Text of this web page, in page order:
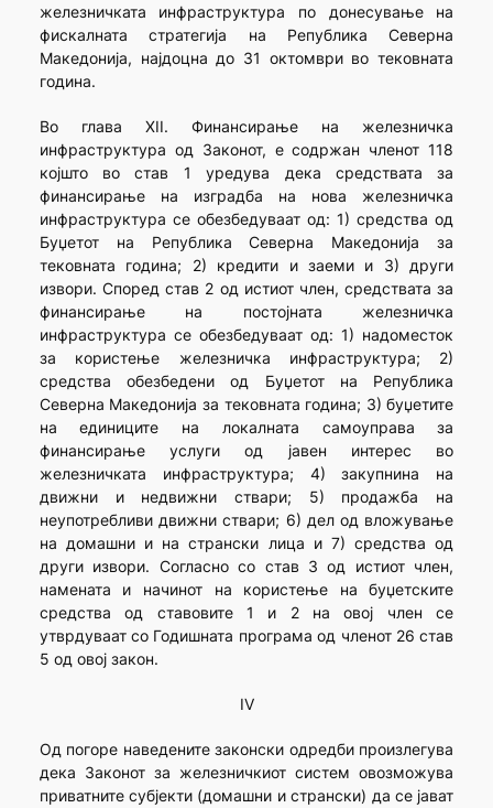
железничката инфраструктура по донесување на
фискалната стратегија на Република Северна
Македонија, најдоцна до 31 октомври во тековната
година.
Во глава XII. Финансирање на железничка
инфраструктура од Законот, е содржан членот 118
којшто во став 1 уредува дека средствата за
финансирање на изградба на нова железничка
инфраструктура се обезбедуваат од: 1) средства од
Буџетот на Република Северна Македонија за
тековната година; 2) кредити и заеми и 3) други
извори. Според став 2 од истиот член, средствата за
финансирање на постојната железничка
инфраструктура се обезбедуваат од: 1) надоместок
за користење железничка инфраструктура; 2)
средства обезбедени од Буџетот на Република
Северна Македонија за тековната година; 3) буџетите
на единиците на локалната самоуправа за
финансирање услуги од јавен интерес во
железничката инфраструктура; 4) закупнина на
движни и недвижни ствари; 5) продажба на
неупотребливи движни ствари; 6) дел од вложување
на домашни и на странски лица и 7) средства од
други извори. Согласно со став 3 од истиот член,
намената и начинот на користење на буџетските
средства од ставовите 1 и 2 на овој член се
утврдуваат со Годишната програма од членот 26 став
5 од овој закон.
IV
Од погоре наведените законски одредби произлегува
дека Законот за железничкиот систем овозможува
приватните субјекти (домашни и странски) да се јават